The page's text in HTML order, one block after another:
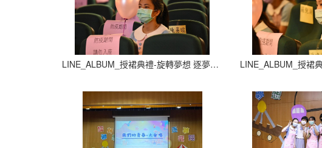
LINE_ALBUM_授裙典禮-旋轉夢想 逐夢飛翔_210927_28